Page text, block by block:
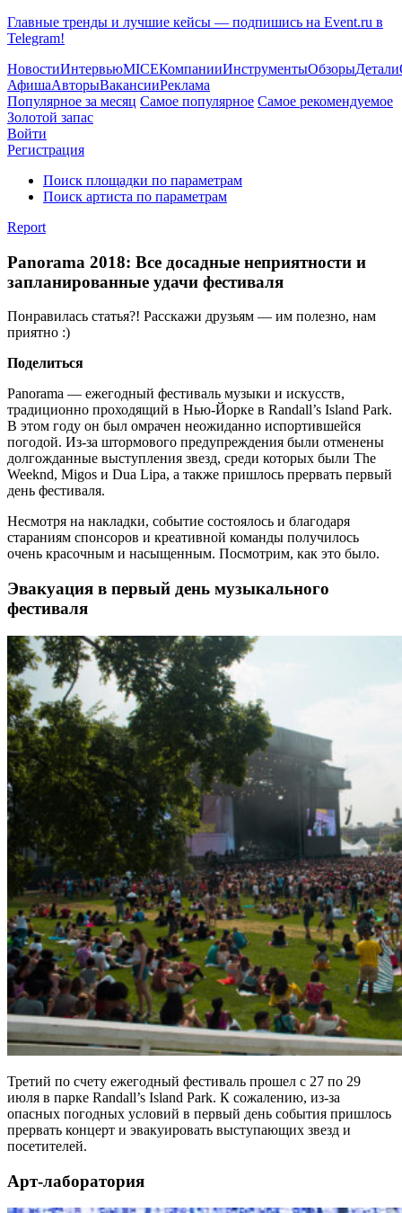
Главные тренды и лучшие кейсы — подпишись на Event.ru в
Telegram!
НовостиИнтервьюMICEКомпанииИнструментыОбзорыДетали
АфишаАвторыВакансииРеклама
Популярное за месяц Самое популярное Самое рекомендуемое
Золотой запас
Войти
Регистрация
Поиск площадки по параметрам
Поиск артиста по параметрам
Report
Panorama 2018: Все досадные неприятности и
запланированные удачи фестиваля
Понравилась статья?! Расскажи друзьям — им полезно, нам
приятно :)
Поделиться
Panorama — ежегодный фестиваль музыки и искусств,
традиционно проходящий в Нью-Йорке в Randall’s Island Park.
В этом году он был омрачен неожиданно испортившейся
погодой. Из-за штормового предупреждения были отменены
долгожданные выступления звезд, среди которых были The
Weeknd, Migos и Dua Lipa, а также пришлось прервать первый
день фестиваля.
Несмотря на накладки, событие состоялось и благодаря
стараниям спонсоров и креативной команды получилось
очень красочным и насыщенным. Посмотрим, как это было.
Эвакуация в первый день музыкального
фестиваля
Третий по счету ежегодный фестиваль прошел с 27 по 29
июля в парке Randall’s Island Park. К сожалению, из-за
опасных погодных условий в первый день события пришлось
прервать концерт и эвакуировать выступающих звезд и
посетителей.
Арт-лаборатория